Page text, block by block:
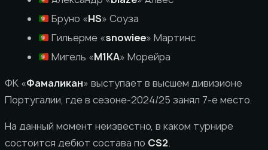
Бруно «HS» Соуза
Гильерме «snowiee» Мартинс
Мигель «M1KA» Морейра
ФК «Фамаликан» выступает в высшем дивизионе
Португалии, где в сезоне-2024/25 занял 7-е место.
На данный момент неизвестно, в каком турнире
состоится дебют состава по CS2.